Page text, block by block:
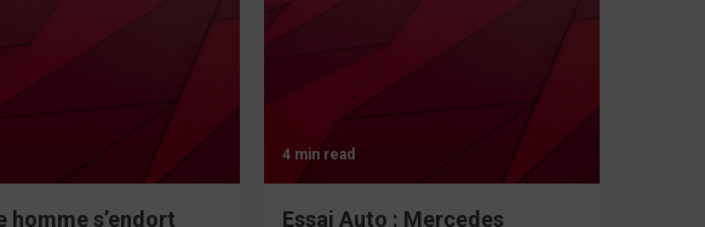
homme s’endort
4 min read
Essai Auto : Mercedes